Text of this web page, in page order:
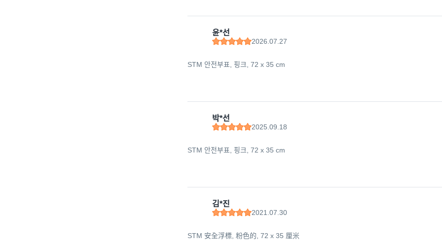
윤*선
2026.07.27
STM 안전부표, 핑크, 72 x 35 cm
박*선
2025.09.18
STM 안전부표, 핑크, 72 x 35 cm
김*진
2021.07.30
STM 安全浮標, 粉色的, 72 x 35 厘米